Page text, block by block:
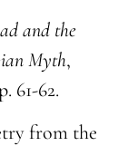
and the
Myth,
61-62.
from the